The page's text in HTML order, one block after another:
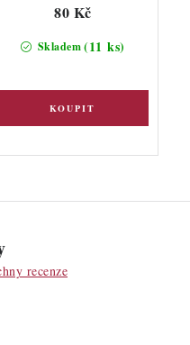
Skladem(11 ks)
80 Kč
recenze